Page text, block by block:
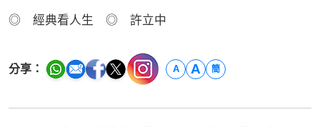
◎ 經典看人生 ◎ 許立中
分享： A A 簡